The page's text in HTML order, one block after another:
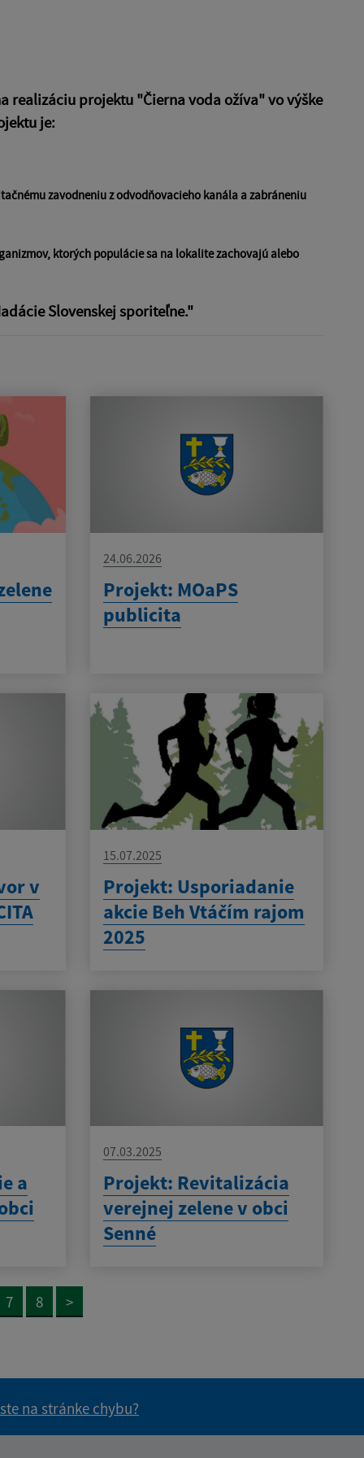
realizáciu projektu "Čierna voda ožíva" vo výške
je:
zavodneniu z odvodňovacieho kanála a zabráneniu
ktorých populácie sa na lokalite zachovajú alebo
Slovenskej sporiteľne."
24.06.2026
Projekt: MOaPS
publicita
v
15.07.2025
Projekt: Usporiadanie
akcie Beh Vtáčím rajom
2025
a
07.03.2025
Projekt: Revitalizácia
verejnej zelene v obci
Senné
7 8 >
na stránke chybu?